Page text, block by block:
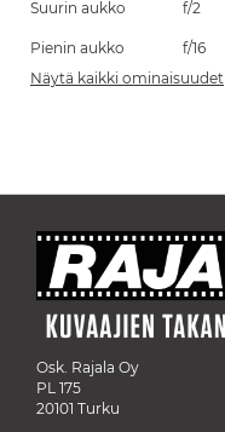
Suurin aukko f/2
Pienin aukko
f/16
Näytä kaikki ominaisuudet
Osk. Rajala Oy
PL 175
20101 Turku